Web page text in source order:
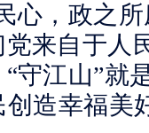
心，政之
来自于人
守江山”就
造幸福美